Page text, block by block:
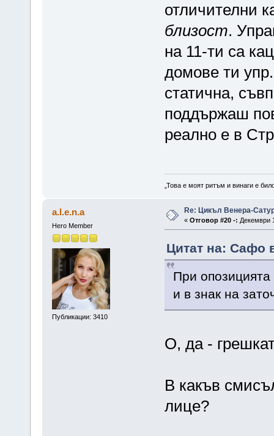
отличителни
близост.
на 11-ти са
домове ти
статична,
поддържаш
реално е в
„Това е моят ритъм и винаги е
a.l.e.n.a
Hero Member
Публикации: 3410
Re: Цикъл Венера-
« Отговор #20 -: Декември
Цитат на: Сафо
При
и в знак на
О, да -
В какъв
лице?